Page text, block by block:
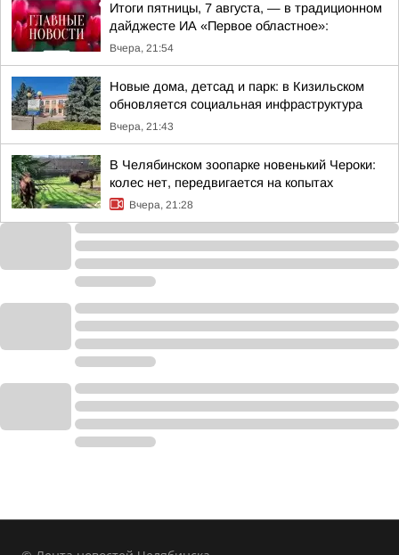
Итоги пятницы, 7 августа, — в традиционном
дайджесте ИА «Первое областное»:
Вчера, 21:54
Новые дома, детсад и парк: в Кизильском
обновляется социальная инфраструктура
Вчера, 21:43
В Челябинском зоопарке новенький Чероки:
колес нет, передвигается на копытах
Вчера, 21:28